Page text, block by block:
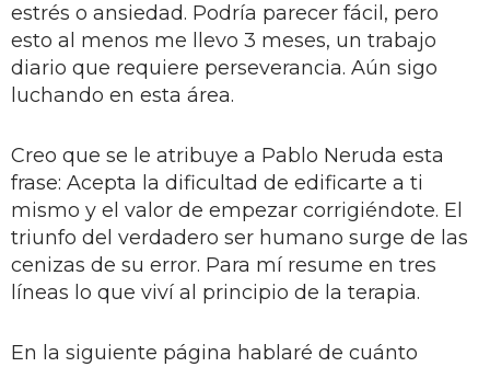
estrés o ansiedad. Podría parecer fácil, pero
esto al menos me llevo 3 meses, un trabajo
diario que requiere perseverancia. Aún sigo
luchando en esta área.
Creo que se le atribuye a Pablo Neruda esta
frase: Acepta la dificultad de edificarte a ti
mismo y el valor de empezar corrigiéndote. El
triunfo del verdadero ser humano surge de las
cenizas de su error. Para mí resume en tres
líneas lo que viví al principio de la terapia.
En la siguiente página hablaré de cuánto